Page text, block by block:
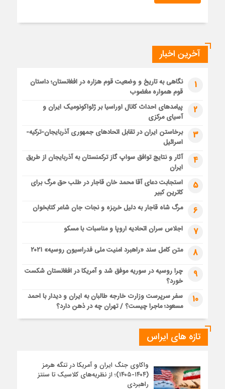
آخرین اخبار
1
نگاهی به تاریخ و وضعیت قوم هزاره در افغانستان؛ داستان
قوم همواره مغضوب
2
پیامدهای احداث کانال اوراسیا بر ژئواکونومیک ایران و
آسیای مرکزی
3
برخاستن ایران در تقابل اتحادهای جمهوری آذربایجان-ترکیه-
اسرائیل
4
آثار و نتایج توافق سواپ گاز ترکمنستان به آذربایجان از طریق
ایران
5
استجابت دعای آقا محمد خان قاجار در طلب حق مرگ برای
کاترین کبیر
6 مرگ شاه قاجار به دلیل خربزه و نجات جان شاعر کتابخوان
7 اجلاس سران اتحادیه اروپا و مناسبات با مسکو
8 متن کامل سند «راهبرد امنیت ملی فدراسیون روسیه» ۲۰۲۱
9
چرا روسیه در سوریه موفق شد و آمریکا در افغانستان شکست
خورد؟
10
سفر سرپرست وزارت خارجه طالبان به ایران و دیدار با احمد
مسعود؛ ماجرا چیست؟ / تهران چه در ذهن دارد؟
تازه های ایراس
واکاوی جنگ ایران و آمریکا در تنگه هرمز
(۱۴۰۴-۱۴۰۵)؛ از نظریه‌های کلاسیک تا سنتز
راهبردی